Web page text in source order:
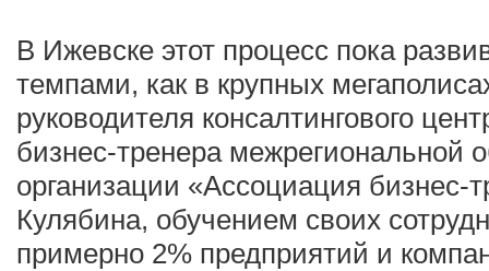
В Ижевске этот процесс пока
темпами, как в крупных
руководителя консалтингового
бизнес-тренера межрегиональной
организации «Ассоциация бизнес-
Кулябина, обучением своих
примерно 2% предприятий и